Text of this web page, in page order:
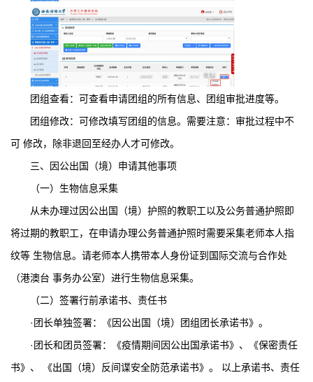
团组查看：可查看申请团组的所有信息、团组审批进度等。
团组修改：可修改填写团组的信息。需要注意：审批过程中不
可 修改，除非退回至经办人才可修改。
三、因公出国（境）申请其他事项
（一）生物信息采集
从未办理过因公出国（境）护照的教职工以及公务普通护照即
将过期的教职工，在申请办理公务普通护照时需要采集老师本人指
纹等 生物信息。请老师本人携带本人身份证到国际交流与合作处
（港澳台 事务办公室）进行生物信息采集。
（二）签署行前承诺书、责任书
·团长单独签署：《因公出国（境）团组团长承诺书》。
·团长和团员签署：《疫情期间因公出国承诺书》、《保密责任
书》、 《出国（境）反间谍安全防范承诺书》。 以上承诺书、责任